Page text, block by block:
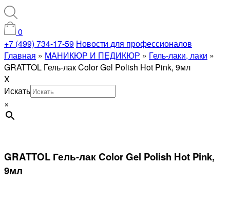
0
+7 (499) 734-17-59 Новости для профессионалов
Главная » МАНИКЮР И ПЕДИКЮР » Гель-лаки, лаки »
GRATTOL Гель-лак Color Gel Polish Hot Pink, 9мл
X
Искать
×
GRATTOL Гель-лак Color Gel Polish Hot Pink,
9мл